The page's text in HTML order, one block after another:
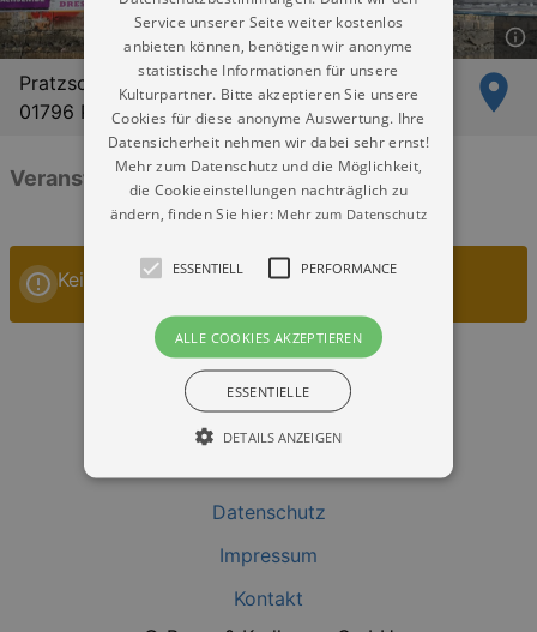
Pratzschwitzer Straße 198
01796 Pirna
Veranstaltungen: „Badesee Birkwitz Pirna“
Keine Veranstaltungen
Datenschutz
Impressum
Kontakt
Service unserer Seite weiter kostenlos
anbieten können, benötigen wir anonyme
statistische Informationen für unsere
Kulturpartner. Bitte akzeptieren Sie unsere
Cookies für diese anonyme Auswertung. Ihre
Datensicherheit nehmen wir dabei sehr ernst!
Mehr zum Datenschutz und die Möglichkeit,
die Cookieeinstellungen nachträglich zu
ändern, finden Sie hier: Mehr zum Datenschutz
ESSENTIELL PERFORMANCE
ALLE COOKIES AKZEPTIEREN
ESSENTIELLE
DETAILS ANZEIGEN
Essentielle Cookies werden für die
grundlegenden Funktionen unserer Webseite
gebraucht. Zum Beispiel für das Login in Ihren